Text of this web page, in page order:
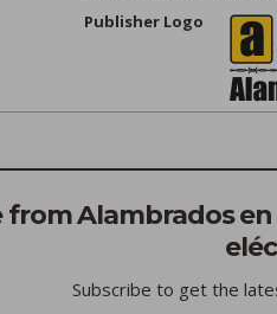
Publisher Logo
Alambrados en
Subscribe to get the